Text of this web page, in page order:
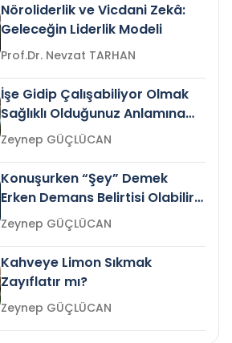
Nöroliderlik ve Vicdani Zekâ:
Geleceğin Liderlik Modeli
Prof.Dr. Nevzat TARHAN
İşe Gidip Çalışabiliyor Olmak
Sağlıklı Olduğunuz Anlamına
Gelir mi?Zeynep GÜÇLÜCAN
Konuşurken “Şey” Demek
Erken Demans Belirtisi Olabilir
mi?
Zeynep GÜÇLÜCAN
Kahveye Limon Sıkmak
Zayıflatır mı?
Zeynep GÜÇLÜCAN